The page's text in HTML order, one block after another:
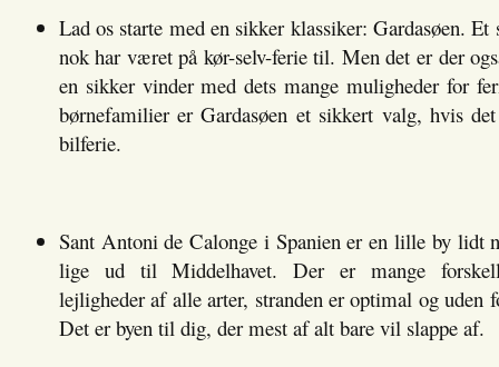
Lad os starte med en sikker klassiker: Gardasøen.
nok har været på kør-selv-ferie til. Men det er der
en sikker vinder med dets mange muligheder for
børnefamilier er Gardasøen et sikkert valg, hvis
bilferie.
Sant Antoni de Calonge i Spanien er en lille by lidt
lige ud til Middelhavet. Der er mange
lejligheder af alle arter, stranden er optimal og uden
Det er byen til dig, der mest af alt bare vil slappe af.